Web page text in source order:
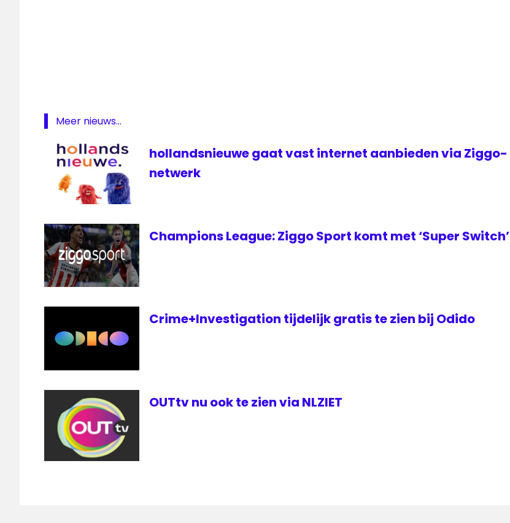
Meer nieuws...
hollandsnieuwe gaat vast internet aanbieden via Ziggo-
netwerk
Champions League: Ziggo Sport komt met ‘Super Switch’
Crime+Investigation tijdelijk gratis te zien bij Odido
OUTtv nu ook te zien via NLZIET